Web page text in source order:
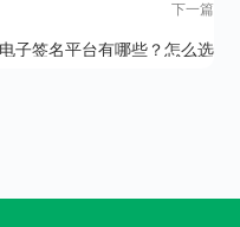
下一篇
电子签名平台有哪些？怎么选